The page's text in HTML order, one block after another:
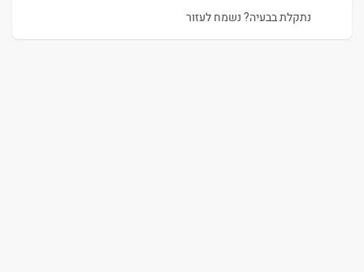
נתקלת בבעיה? נשמח לעזור